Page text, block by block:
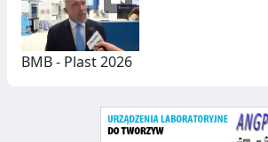
BMB - Plast 2026